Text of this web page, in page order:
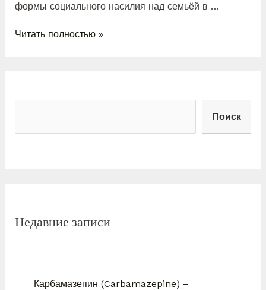
формы социального насилия над семьёй в …
Читать полностью »
Поиск
Недавние записи
Карбамазепин (Carbamazepine) –